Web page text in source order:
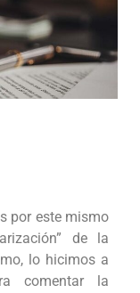
por este mismo
de la
lo hicimos a
comentar la